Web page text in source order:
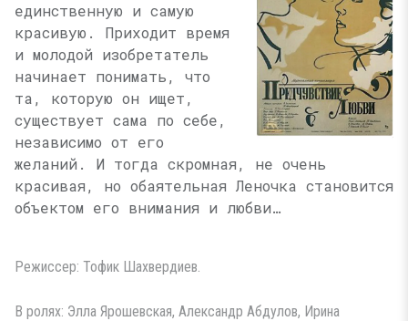
единственную и самую
красивую. Приходит время
и молодой изобретатель
начинает понимать, что
та, которую он ищет,
существует сама по себе,
независимо от его
желаний. И тогда скромная, не очень
красивая, но обаятельная Леночка становится
объектом его внимания и любви…
Режиссер: Тофик Шахвердиев.
В ролях: Элла Ярошевская, Александр Абдулов, Ирина